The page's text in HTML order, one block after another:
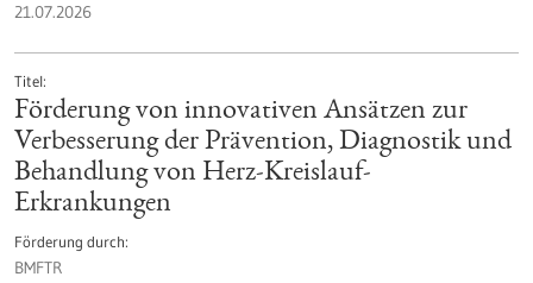
21.07.2026
Titel
Förderung von innovativen Ansätzen zur
Verbesserung der Prävention, Diagnostik und
Behandlung von Herz-Kreislauf-
Erkrankungen
Förderung durch
BMFTR